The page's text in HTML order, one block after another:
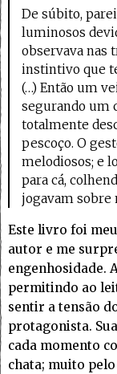
De súbito,
luminosos
observava nas
instintivo que
(…) Então um
segurando um
totalmente
pescoço. O
melodiosos; e
para cá,
jogavam sobre
Este livro foi
autor e me
engenhosidade.
permitindo ao
sentir a tensão
protagonista.
cada momento
chata; muito